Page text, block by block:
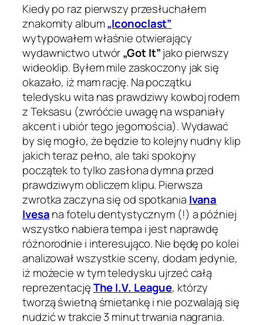
Kiedy po raz pierwszy przesłuchałem
znakomity album„Iconoclast”
wytypowałem właśnie otwierający
wydawnictwo utwór„Got It”jako pierwszy
wideoklip. Byłem mile zaskoczony jak się
okazało, iż mam rację. Na początku
teledysku wita nas prawdziwy kowboj rodem
z Teksasu (zwróćcie uwagę na wspaniały
akcent i ubiór tego jegomościa). Wydawać
by się mogło, że będzie to kolejny nudny klip
jakich teraz pełno, ale taki spokojny
początek to tylko zasłona dymna przed
prawdziwym obliczem klipu. Pierwsza
zwrotka zaczyna się od spotkania Ivana
Ivesana fotelu dentystycznym (!) a później
wszystko nabiera tempa i jest naprawdę
różnorodnie i interesująco. Nie będę po kolei
analizował wszystkie sceny, dodam jedynie,
iż możecie w tym teledysku ujrzeć całą
reprezentacjęThe I.V. League, którzy
tworzą świetną śmietankę i nie pozwalają się
nudzić w trakcie 3 minut trwania nagrania.